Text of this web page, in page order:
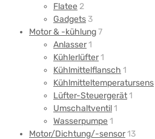
Flatee 2
Gadgets 3
Motor & -kühlung7
Anlasser1
Kühlerlüfter1
Kühlmittelflansch 1
Kühlmitteltemperatursens
Lüfter-Steuergerät1
Umschaltventil1
Wasserpumpe 1
Motor/Dichtung/-sensor13